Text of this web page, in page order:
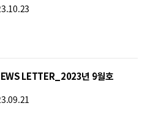
LETTER_2023년 9월호